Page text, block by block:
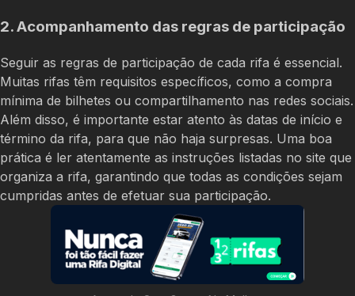
2. Acompanhamento das regras de participação
Seguir as regras de participação de cada rifa é essencial.
Muitas rifas têm requisitos específicos, como a compra
mínima de bilhetes ou compartilhamento nas redes sociais.
Além disso, é importante estar atento às datas de início e
término da rifa, para que não haja surpresas. Uma boa
prática é ler atentamente as instruções listadas no site que
organiza a rifa, garantindo que todas as condições sejam
cumpridas antes de efetuar sua participação.